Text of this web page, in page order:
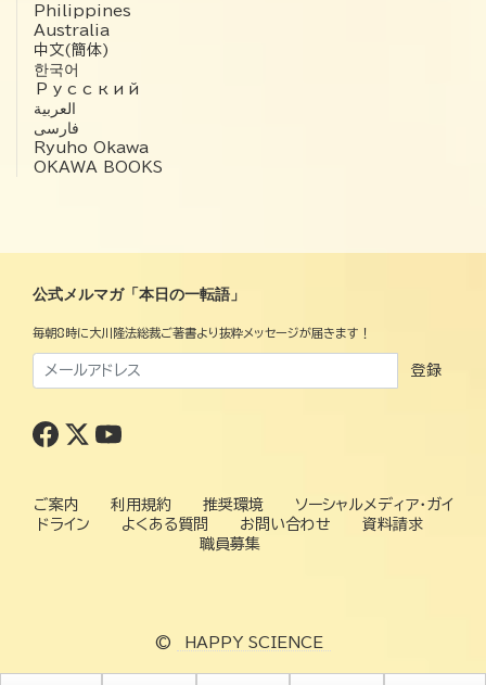
Philippines
Australia
中文(簡体)
한국어
Русский
العربية‏
فارسی
Ryuho Okawa
OKAWA BOOKS
公式メルマガ「本日の一転語」
毎朝8時に大川隆法総裁ご著書より抜粋メッセージが届きます！
登録
ご案内 利用規約 推奨環境
ソーシャルメディア・ガイ
ドライン
よくある質問 お問い合わせ
資料請求
職員募集
© HAPPY SCIENCE